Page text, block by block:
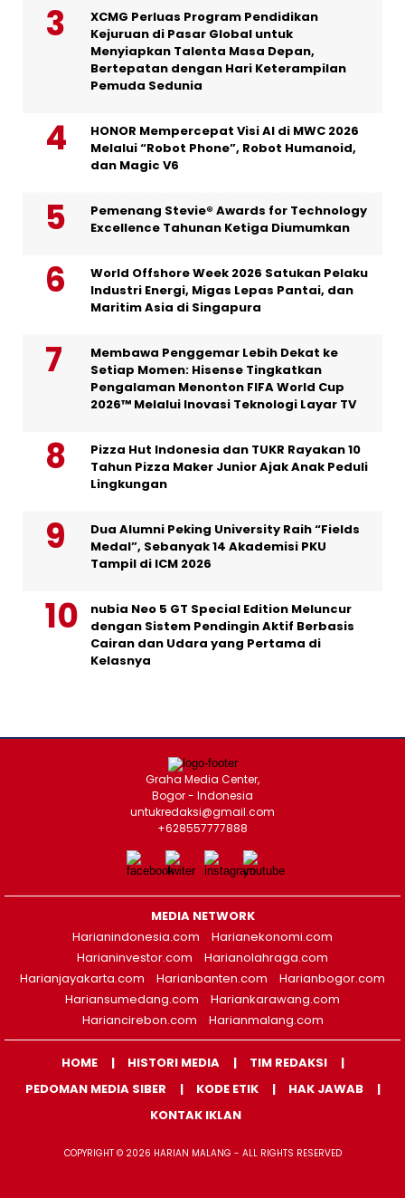
XCMG Perluas Program Pendidikan
Kejuruan di Pasar Global untuk
Menyiapkan Talenta Masa Depan,
Bertepatan dengan Hari Keterampilan
Pemuda Sedunia
HONOR Mempercepat Visi AI di MWC 2026
Melalui “Robot Phone”, Robot Humanoid,
dan Magic V6
Pemenang Stevie® Awards for Technology
Excellence Tahunan Ketiga Diumumkan
World Offshore Week 2026 Satukan Pelaku
Industri Energi, Migas Lepas Pantai, dan
Maritim Asia di Singapura
Membawa Penggemar Lebih Dekat ke
Setiap Momen: Hisense Tingkatkan
Pengalaman Menonton FIFA World Cup
2026™ Melalui Inovasi Teknologi Layar TV
Pizza Hut Indonesia dan TUKR Rayakan 10
Tahun Pizza Maker Junior Ajak Anak Peduli
Lingkungan
Dua Alumni Peking University Raih “Fields
Medal”, Sebanyak 14 Akademisi PKU
Tampil di ICM 2026
nubia Neo 5 GT Special Edition Meluncur
dengan Sistem Pendingin Aktif Berbasis
Cairan dan Udara yang Pertama di
Kelasnya
Graha Media Center,
Bogor - Indonesia
untukredaksi@gmail.com
+628557777888
MEDIA NETWORK
Harianindonesia.com
Harianekonomi.com
Harianinvestor.com
Harianolahraga.com
Harianjayakarta.com
Harianbanten.com
Harianbogor.com
Hariansumedang.com
Hariankarawang.com
Hariancirebon.com
Harianmalang.com
HOME HISTORI MEDIA
TIM REDAKSI
PEDOMAN MEDIA SIBER
KODE ETIK
HAK JAWAB
KONTAK IKLAN
COPYRIGHT © 2026 HARIAN MALANG - ALL RIGHTS RESERVED